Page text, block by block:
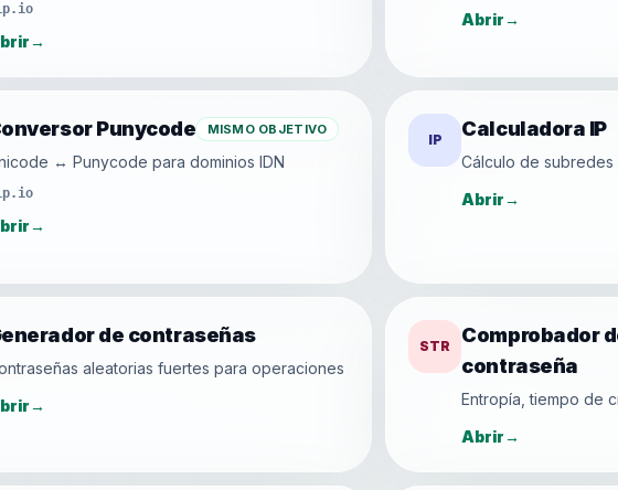
→
Abrir→
Punycode MISMO OBJETIVO
↔ Punycode para dominios IDN
→
IP Calculadora IP
Cálculo de subredes
Abrir→
de contraseñas
aleatorias fuertes para operaciones
→
STR
Comprobador
contraseña
Entropía, tiempo de
Abrir→